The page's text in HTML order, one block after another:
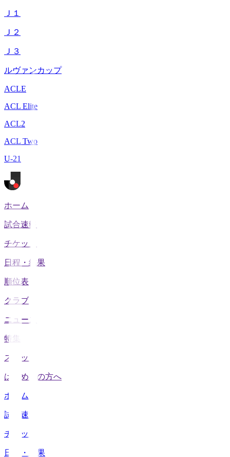
Ｊ１
Ｊ２
Ｊ３
ルヴァンカップ
ACLE
ACL Elite
ACL2
ACL Two
U-21
ホーム
試合速報
チケット
日程・結果
順位表
クラブ
ニュース
特集
スタッツ
はじめての方へ
ホーム
試合速報
チケット
日程・結果